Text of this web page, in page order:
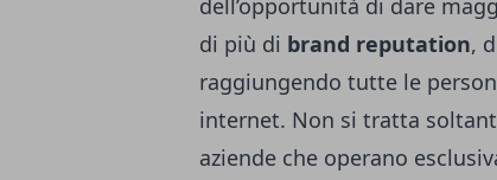
dell’opportunità di dare
di più di brand reputation,
raggiungendo tutte le
internet. Non si tratta
aziende che operano